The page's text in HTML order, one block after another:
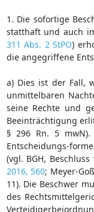
1. Die sofortige
statthaft und auch
311 Abs. 2 StPO)
die angegriffene
a) Dies ist der Fall,
unmittelbaren
seine Rechte und
Beeinträchtigung
§ 296 Rn. 5
Entscheidungs-
(vgl. BGH,
2016, 560; Meyer-
11). Die Beschwer
des